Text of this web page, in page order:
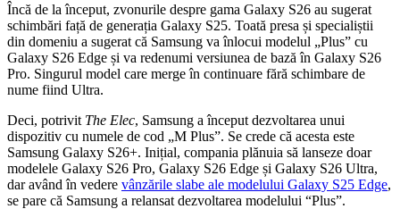
Încă de la început, zvonurile despre gama Galaxy S26 au sugerat
schimbări față de generația Galaxy S25. Toată presa și specialiștii
din domeniu a sugerat că Samsung va înlocui modelul „Plus” cu
Galaxy S26 Edge și va redenumi versiunea de bază în Galaxy S26
Pro. Singurul model care merge în continuare fără schimbare de
nume fiind Ultra.
Deci, potrivit The Elec, Samsung a început dezvoltarea unui
dispozitiv cu numele de cod „M Plus”. Se crede că acesta este
Samsung Galaxy S26+. Inițial, compania plănuia să lanseze doar
modelele Galaxy S26 Pro, Galaxy S26 Edge și Galaxy S26 Ultra,
dar având în vedere vânzările slabe ale modelului Galaxy S25 Edge,
se pare că Samsung a relansat dezvoltarea modelului “Plus”.